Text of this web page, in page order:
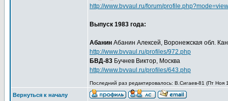
http://www.bvvaul.ru/forum/
Выпуск 1983 года:
Абанин Абанин Алексей, Воронежская обл.
http://www.bvvaul.ru/profiles/972.php
БВД-83 Бучнев Виктор, Москва
http://www.bvvaul.ru/profiles/643.php
Последний раз редактировалось: В.Сигаев-81 (Пт Ноя
Вернуться к началу